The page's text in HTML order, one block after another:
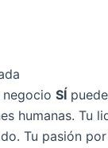
negocio SÍ
humanas. Tu
Tu pasión